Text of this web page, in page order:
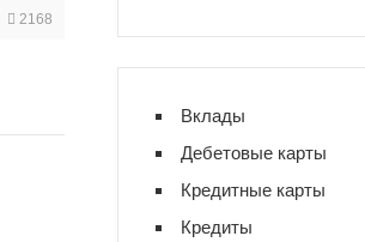
2168
Вклады
Дебетовые карты
Кредитные карты
Кредиты